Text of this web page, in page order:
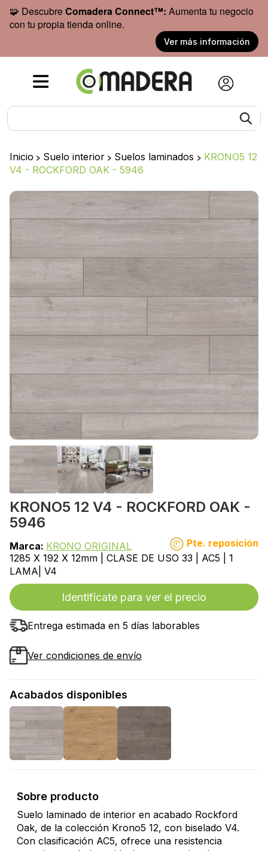
🧩 DescubreComadera Connect™: Aumenta tu negocio
con tu propia tienda online.
Ver más información
Inicio > Suelo interior > Suelos laminados > KRONO5 12
V4 - ROCKFORD OAK - 5946
KRONO5 12 V4 - ROCKFORD OAK -
5946
Marca: KRONO ORIGINAL
Pte. reposición
1285 X 192 X 12mm | CLASE DE USO 33 | AC5 | 1
LAMA| V4
Identifícate para ver el precio
Entrega estimada en 5 días laborables
Ver condiciones de envío
Acabados disponibles
Sobre producto
Suelo laminado de interior en acabado Rockford
Oak, de la colección Krono5 12, con biselado V4.
Con clasificación AC5, ofrece una resistencia